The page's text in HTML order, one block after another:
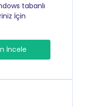
tabanlı
İçin
İncele